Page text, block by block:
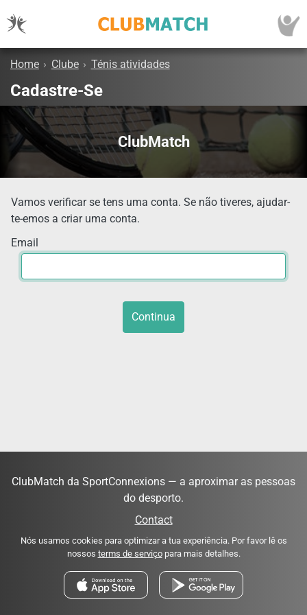
Home › Clube › Ténis atividades
Cadastre-Se
ClubMatch
Vamos verificar se tens uma conta. Se não tiveres, ajudar-
te-emos a criar uma conta.
Email
Continua
ClubMatch da SportConnexions — a aproximar as pessoas
do desporto.
Contact
Nós usamos cookies para optimizar a tua experiência. Por favor lê os
nossos terms de serviçopara mais detalhes.